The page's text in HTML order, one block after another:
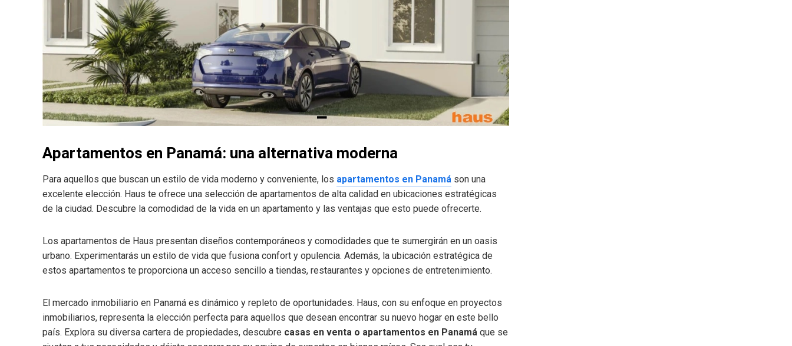
Apartamentos en Panamá: una alternativa moderna
Para aquellos que buscan un estilo de vida moderno y conveniente, los apartamentos en Panamá son una
excelente elección. Haus te ofrece una selección de apartamentos de alta calidad en ubicaciones estratégicas
de la ciudad. Descubre la comodidad de la vida en un apartamento y las ventajas que esto puede ofrecerte.
Los apartamentos de Haus presentan diseños contemporáneos y comodidades que te sumergirán en un oasis
urbano. Experimentarás un estilo de vida que fusiona confort y opulencia. Además, la ubicación estratégica de
estos apartamentos te proporciona un acceso sencillo a tiendas, restaurantes y opciones de entretenimiento.
El mercado inmobiliario en Panamá es dinámico y repleto de oportunidades. Haus, con su enfoque en proyectos
inmobiliarios, representa la elección perfecta para aquellos que desean encontrar su nuevo hogar en este bello
país. Explora su diversa cartera de propiedades, descubre casas en venta o apartamentos en Panamá que se